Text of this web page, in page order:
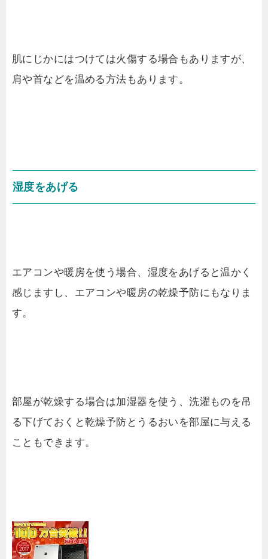
肌にじかにはつけては火傷する場合もありますが、
肩や首などを温める方法もあります。
湿度をあげる
エアコンや暖房を使う場合、湿度をあげると温かく
感じますし、エアコンや暖房の乾燥予防にもなりま
す。
部屋が乾燥する場合は加湿器を使う、洗濯ものを吊
る下げておくと乾燥予防とうるおいを部屋に与える
こともできます。